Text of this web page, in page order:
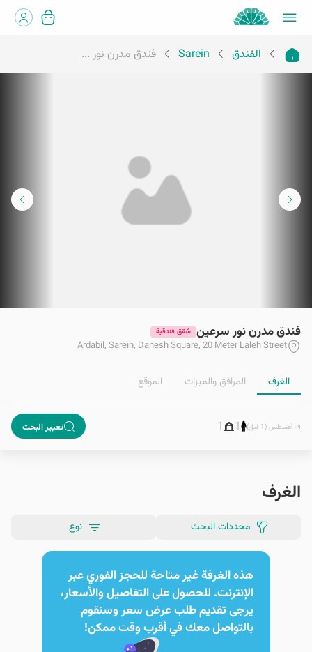
الفندق Sarein فندق مدرن نور ...
فندق مدرن نور سرعين شقق فندقية
Ardabil, Sarein, Danesh Square, 20 Meter Laleh Street
الغرف المرافق والمیزات الموقع
٠٩ أغسطس (1 ليل) 1
1 تغيير البحث
الغرف
محددات البحث نوع
هذه الغرفة غير متاحة للحجز الفوري عبر
الإنترنت. للحصول على التفاصيل والأسعار،
يرجى تقديم طلب عرض سعر وسنقوم
بالتواصل معك في أقرب وقت ممكن!